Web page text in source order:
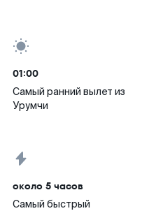
01:00
Самый ранний вылет из
Урумчи
около 5 часов
Самый быстрый